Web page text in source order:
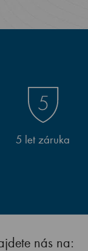
5 let záruka
nás na: